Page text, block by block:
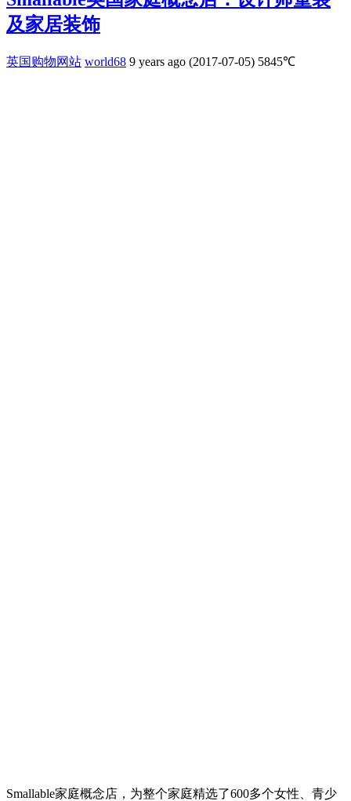
及家居装饰
英国购物网站 world68 9 years ago (2017-07-05) 5845℃
Smallable家庭概念店，为整个家庭精选了600多个女性、青少